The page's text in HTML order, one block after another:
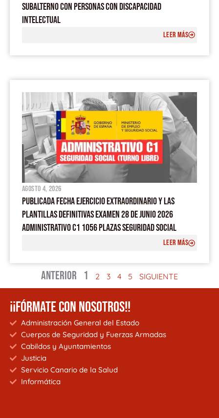
SUBALTERNO CON PERSONAS CON DISCAPACIDAD
INTELECTUAL
LEER MÁS
agosto 4, 2026
PUBLICADA FECHA EJERCICIO EXTRAORDINARIO Y LAS
PLANTILLAS DEFINITIVAS EXAMEN 28 DE JUNIO 2026
ADMINISTRATIVO C1 1056 PLAZAS SEGURIDAD SOCIAL
LEER MÁS
ANTERIOR 1 2 3 4 5 SIGUIENTE
¡¡FÓRMATE CON NOSOTROS!!
Administración General del Estado
Cuerpos de Seguridad y Fuerzas Armadas
Cabildos y Ayuntamientos
Justicia
Servicio Canario de la Salud
Informática